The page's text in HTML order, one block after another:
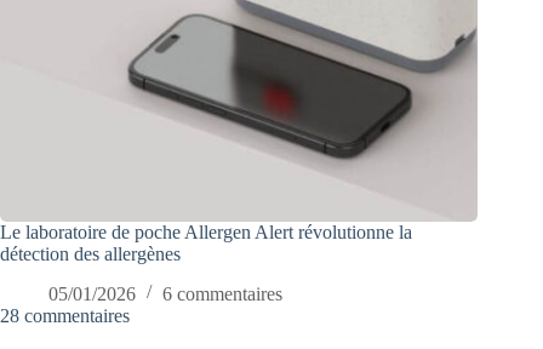
Le laboratoire de poche Allergen Alert révolutionne la
détection des allergènes
05/01/2026
6 commentaires
28 commentaires